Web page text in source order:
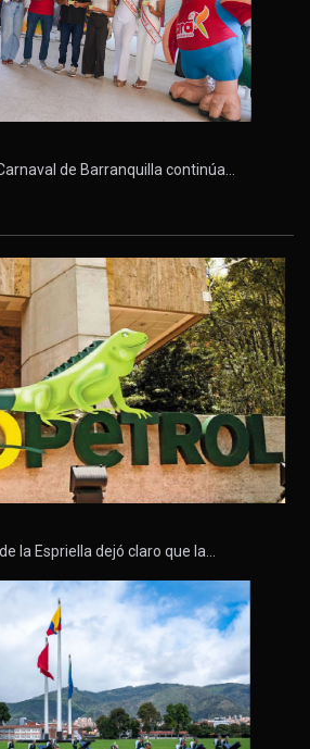
de Barranquilla continúa…
la Espriella dejó claro que la…